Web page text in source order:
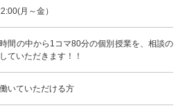
月～金）
間の中から1コマ80分の個別授業を、相談の
ていただきます！！
いていただける方